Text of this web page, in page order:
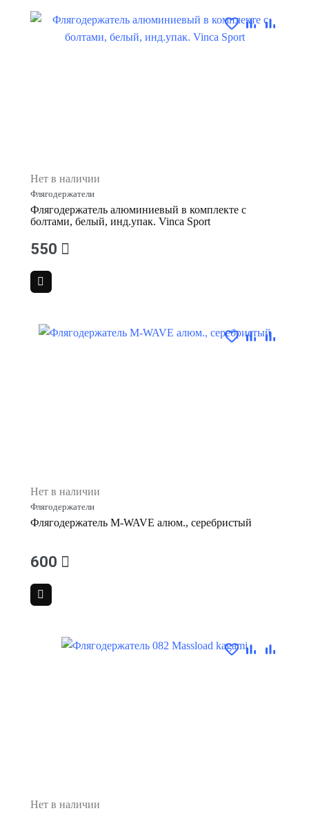
Нет в наличии
Флягодержатели
Флягодержатель алюминиевый в комплекте с
болтами, белый, инд.упак. Vinca Sport
550
Нет в наличии
Флягодержатели
Флягодержатель M-WAVE алюм., серебристый
600
Нет в наличии